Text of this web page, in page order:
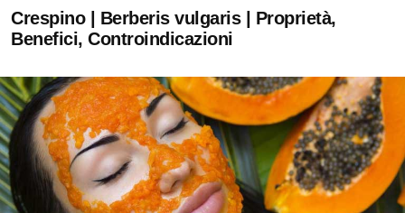
Crespino | Berberis vulgaris | Proprietà,
Benefici, Controindicazioni